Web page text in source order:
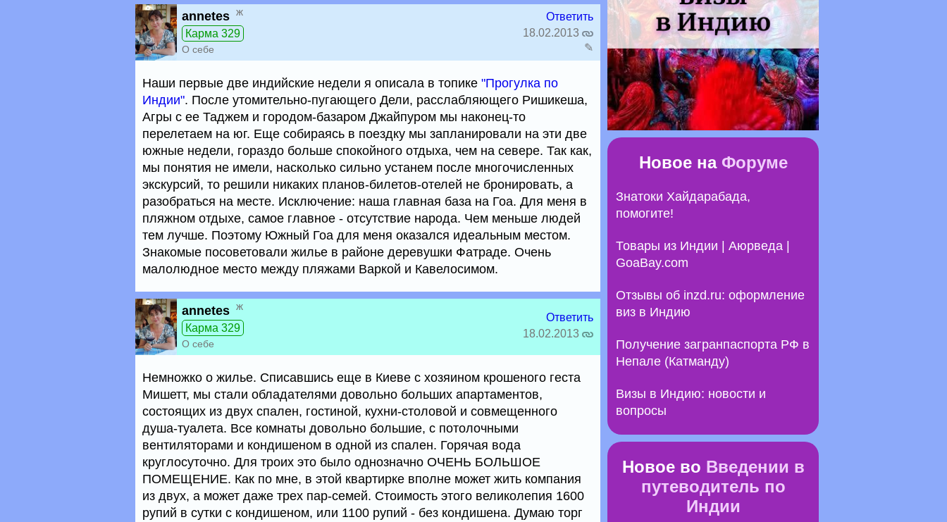
annetes ж
Карма 329
О себе
Ответить
18.02.2013
✎
Наши первые две индийские недели я описала в топике "Прогулка по
Индии". После утомительно-пугающего Дели, расслабляющего Ришикеша,
Агры с ее Таджем и городом-базаром Джайпуром мы наконец-то
перелетаем на юг. Еще собираясь в поездку мы запланировали на эти две
южные недели, гораздо больше спокойного отдыха, чем на севере. Так как,
мы понятия не имели, насколько сильно устанем после многочисленных
экскурсий, то решили никаких планов-билетов-отелей не бронировать, а
разобраться на месте. Исключение: наша главная база на Гоа. Для меня в
пляжном отдыхе, самое главное - отсутствие народа. Чем меньше людей
тем лучше. Поэтому Южный Гоа для меня оказался идеальным местом.
Знакомые посоветовали жилье в районе деревушки Фатраде. Очень
малолюдное место между пляжами Варкой и Кавелосимом.
annetes ж
Карма 329
О себе
Ответить
18.02.2013
Немножко о жилье. Списавшись еще в Киеве с хозяином крошеного геста
Мишетт, мы стали обладателями довольно больших апартаментов,
состоящих из двух спален, гостиной, кухни-столовой и совмещенного
душа-туалета. Все комнаты довольно большие, с потолочными
вентиляторами и кондишеном в одной из спален. Горячая вода
круглосуточно. Для троих это было однозначно ОЧЕНЬ БОЛЬШОЕ
ПОМЕЩЕНИЕ. Как по мне, в этой квартирке вполне может жить компания
из двух, а может даже трех пар-семей. Стоимость этого великолепия 1600
рупий в сутки с кондишеном, или 1100 рупий - без кондишена. Думаю торг
Новое на Форуме
Знатоки Хайдарабада,
помогите!
Товары из Индии | Аюрведа |
GoaBay.com
Отзывы об inzd.ru: оформление
виз в Индию
Получение загранпаспорта РФ в
Непале (Катманду)
Визы в Индию: новости и
вопросы
Новое во Введении в
путеводитель по
Индии